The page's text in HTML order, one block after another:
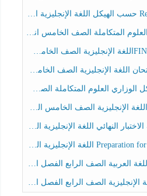
الصف الخامس انسبير الفصل الثالث
الإنجليزية الصف الخامس الفصل الثالث
المتكاملة الصف الخامس عام الفصل الثالث
اللغة الإنجليزية الصف الرابع الفصل الثالث
العربية الصف الرابع الفصل الثالث
الصف الرابع الفصل الثالث